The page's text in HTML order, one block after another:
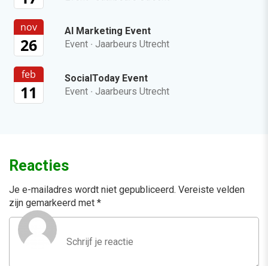
nov
26
AI Marketing Event
Event · Jaarbeurs Utrecht
feb
11
SocialToday Event
Event · Jaarbeurs Utrecht
Reacties
Je e-mailadres wordt niet gepubliceerd. Vereiste velden
zijn gemarkeerd met *